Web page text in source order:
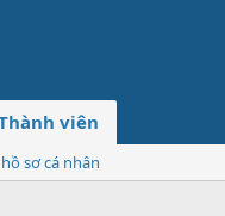
viên
sơ cá nhân